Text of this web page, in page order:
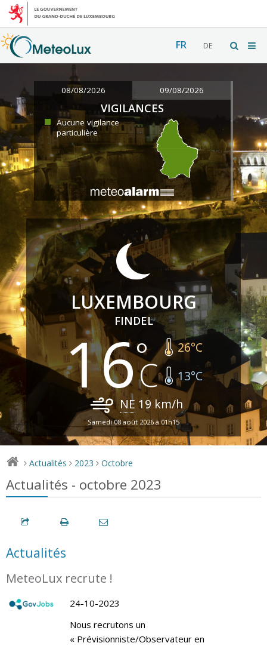
FR DE
08/08/2026 09/08/2026
VIGILANCES
Aucune vigilance
particulière
LUXEMBOURG
FINDEL
16 26°C
13°C
NE 19 km/h
Samedi 08 août 2026 à 01h15
> Actualités > 2023 > Octobre
Actualités - octobre 2023
Actualités
MeteoLux recrute !
24-10-2023
Nous recrutons un
« Prévisionniste/Observateur en